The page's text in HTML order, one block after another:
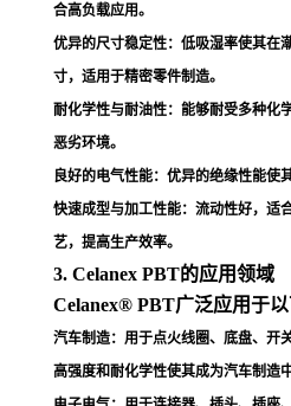
合高负载应用。
优异的尺寸稳定性：低吸湿率使其在
寸，适用于精密零件制造。
耐化学性与耐油性：能够耐受多种化
恶劣环境。
良好的电气性能：优异的绝缘性能使
快速成型与加工性能：流动性好，适
艺，提高生产效率。
3. Celanex PBT的应用领域
Celanex® PBT广泛应用于以
汽车制造：用于点火线圈、底盘、开
高强度和耐化学性使其成为汽车制造